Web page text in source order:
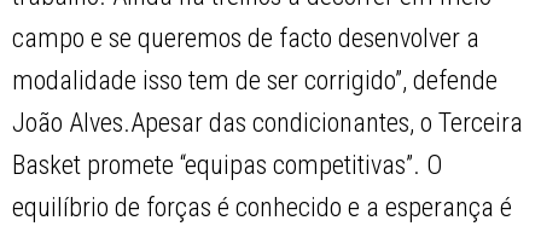
campo e se queremos de facto desenvolver a
modalidade isso tem de ser corrigido”, defende
João Alves.Apesar das condicionantes, o Terceira
Basket promete “equipas competitivas”. O
equilíbrio de forças é conhecido e a esperança é